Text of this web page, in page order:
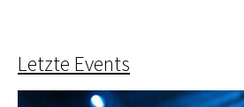
Letzte Events